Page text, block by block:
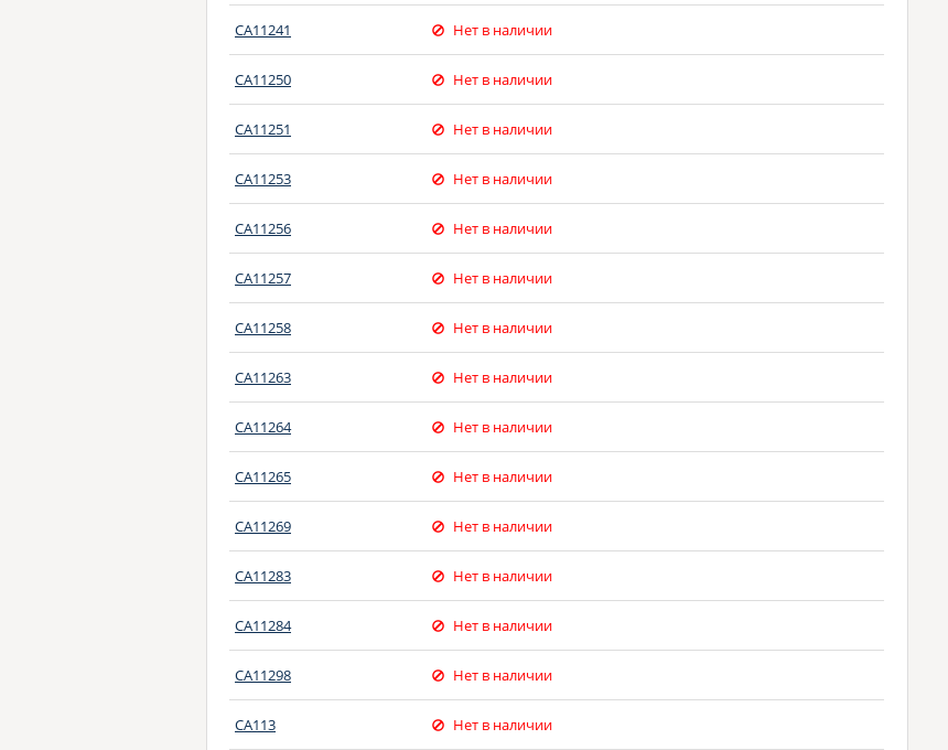
CA11241 Нет в наличии
CA11250 Нет в наличии
CA11251 Нет в наличии
CA11253 Нет в наличии
CA11256 Нет в наличии
CA11257 Нет в наличии
CA11258 Нет в наличии
CA11263 Нет в наличии
CA11264 Нет в наличии
CA11265 Нет в наличии
CA11269 Нет в наличии
CA11283 Нет в наличии
CA11284 Нет в наличии
CA11298 Нет в наличии
CA113 Нет в наличии